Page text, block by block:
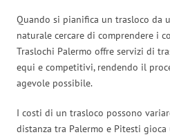
Quando si pianifica un trasloco da
naturale cercare di comprendere i
Traslochi Palermo offre servizi di
equi e competitivi, rendendo il
agevole possibile.
I costi di un trasloco possono
distanza tra Palermo e Pitesti